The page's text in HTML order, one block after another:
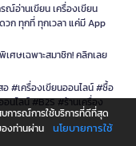
ณ์อ่านเขียน เครื่องเขียน
วก ทุกที่ ทุกเวลา แค่มี App
เศษเฉพาะสมาชิก! คลิกเลย
#เครื่องเขียนออนไลน์ #ซื้อ
นไลน์ #B2S #ร้านเครื่อง
บการณ์การใช้บริการที่ดีที่สุด
งท่านผ่าน
นโยบายการใช้